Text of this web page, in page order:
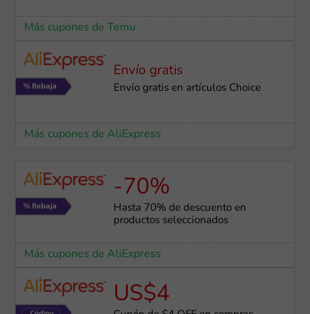
Más cupones de Temu
Envío gratis
Envío gratis en artículos Choice
Más cupones de AliExpress
-70%
Hasta 70% de descuento en
productos seleccionados
Más cupones de AliExpress
US$4